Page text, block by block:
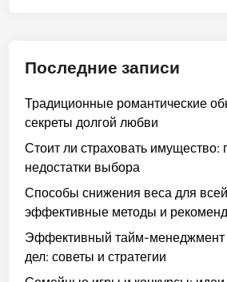
Последние записи
Традиционные романтические
секреты долгой любви
Стоит ли страховать имущество:
недостатки выбора
Способы снижения веса для
эффективные методы и
Эффективный тайм-
дел: советы и стратегии